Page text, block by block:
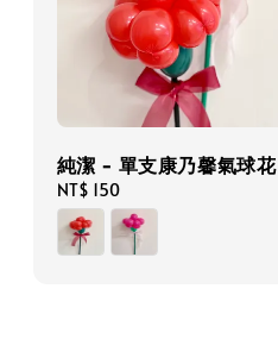
純潔 - 單支康乃馨氣球花
Regular
price
NT$ 150